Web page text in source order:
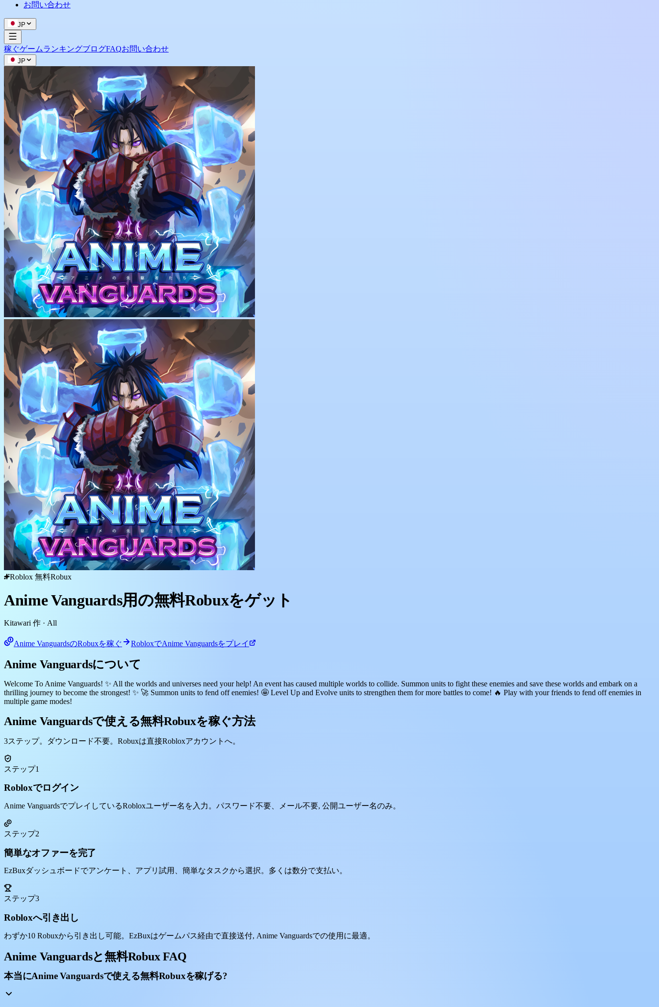
お問い合わせ
JP
稼ぐゲームランキングブログFAQお問い合わせ
JP
Roblox 無料Robux
Anime Vanguards用の無料Robuxをゲット
Kitawari 作 · All
Anime VanguardsのRobuxを稼ぐ RobloxでAnime Vanguardsをプレイ
Anime Vanguardsについて
Welcome To Anime Vanguards! ✨ All the worlds and universes need your help! An event has caused multiple worlds to collide. Summon units to fight these enemies and save these worlds and embark on a
thrilling journey to become the strongest! ✨ 🚀 Summon units to fend off enemies! 🤩 Level Up and Evolve units to strengthen them for more battles to come! 🔥 Play with your friends to fend off enemies in
multiple game modes!
Anime Vanguardsで使える無料Robuxを稼ぐ方法
3ステップ。ダウンロード不要。Robuxは直接Robloxアカウントへ。
ステップ1
Robloxでログイン
Anime VanguardsでプレイしているRobloxユーザー名を入力。パスワード不要、メール不要, 公開ユーザー名のみ。
ステップ2
簡単なオファーを完了
EzBuxダッシュボードでアンケート、アプリ試用、簡単なタスクから選択。多くは数分で支払い。
ステップ3
Robloxへ引き出し
わずか10 Robuxから引き出し可能。EzBuxはゲームパス経由で直接送付, Anime Vanguardsでの使用に最適。
Anime Vanguardsと無料Robux FAQ
本当にAnime Vanguardsで使える無料Robuxを稼げる?